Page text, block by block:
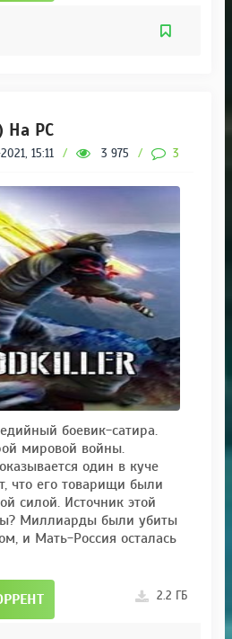
На PC
15:11 / 3 975 / 3
боевик-сатира.
мировой войны.
один в куче
что его товарищи были
силой. Источник этой
Миллиарды были убиты
и Мать-Россия осталась
2.2 ГБ